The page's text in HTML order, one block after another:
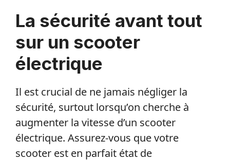
La sécurité avant tout
sur un scooter
électrique
Il est crucial de ne jamais négliger la
sécurité, surtout lorsqu’on cherche à
augmenter la vitesse d’un scooter
électrique. Assurez-vous que votre
scooter est en parfait état de